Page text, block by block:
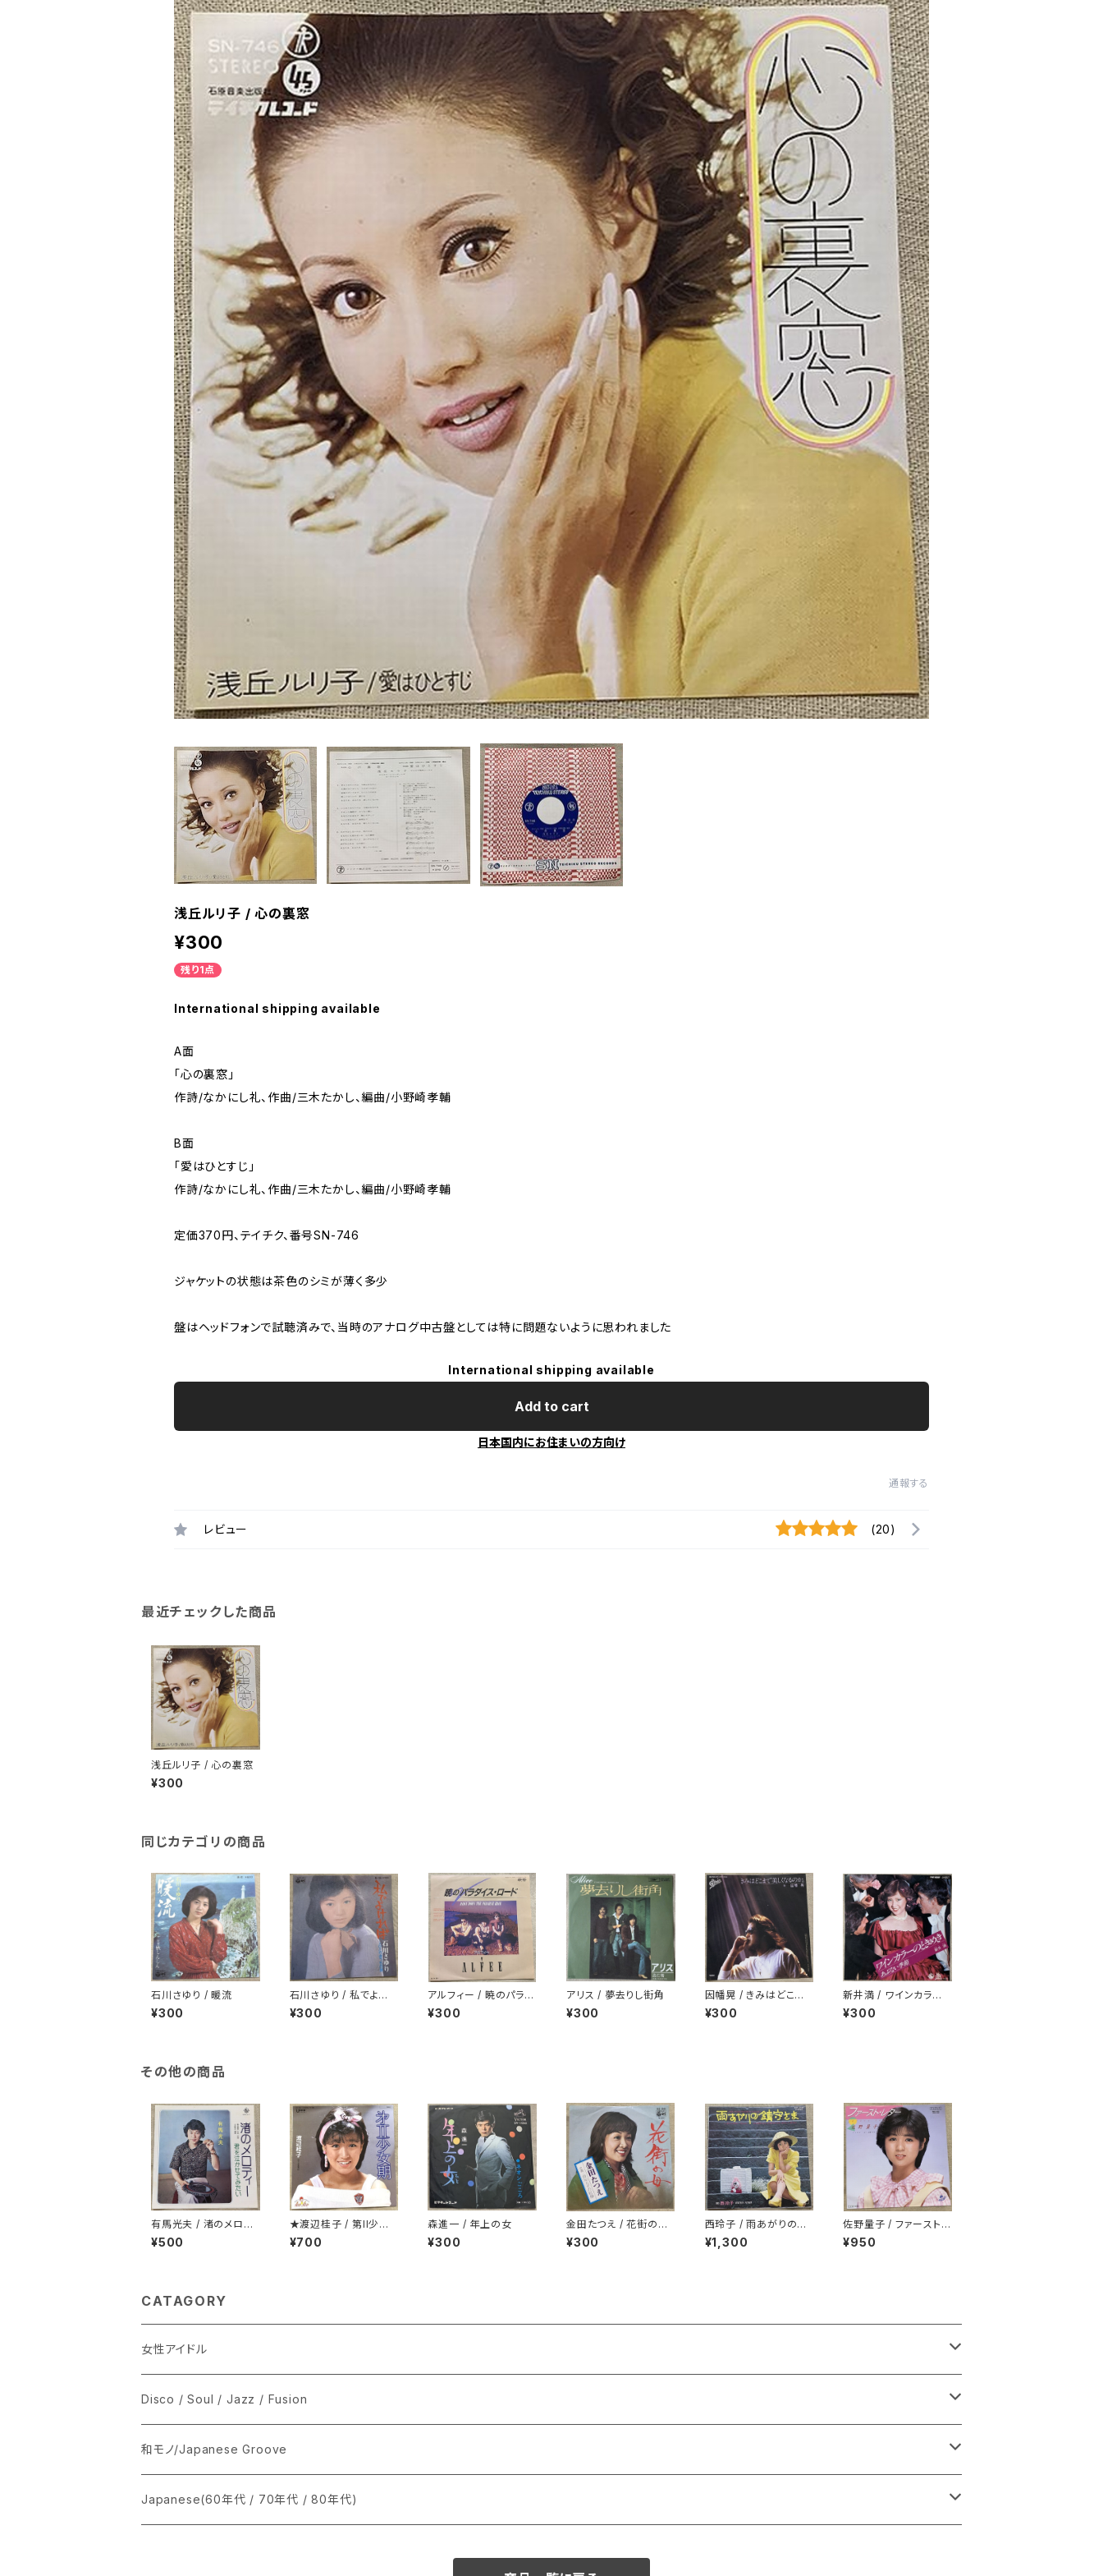
浅丘ルリ子 / 心の裏窓
¥300
残り1点
International shipping available
A面
「心の裏窓」
作詩/なかにし礼、作曲/三木たかし、編曲/小野崎孝輔
B面
「愛はひとすじ」
作詩/なかにし礼、作曲/三木たかし、編曲/小野崎孝輔
定価370円、テイチク、番号SN-746
ジャケットの状態は茶色のシミが薄く多少
盤はヘッドフォンで試聴済みで、当時のアナログ中古盤としては特に問題ないように思われました
International shipping available
Add to cart
日本国内にお住まいの方向け
通報する
レビュー (20)
最近チェックした商品
浅丘ルリ子 / 心の裏窓
¥300
同じカテゴリの商品
石川さゆり / 暖流
¥300
石川さゆり / 私でよけ
れば
¥300
アルフィー / 暁のパラダ
イス・ロード
¥300
アリス / 夢去りし街角
¥300
因幡晃 / きみはどこま
で美しくなるのか
¥300
新井満 / ワインカラー
のときめき
¥300
その他の商品
有馬光夫 / 渚のメロデ
ィー
¥500
★渡辺桂子 / 第II少女
期
¥700
森進一 / 年上の女
¥300
金田たつえ / 花街の母
洋服ジャケ
¥300
西玲子 / 雨あがりの鎮
守さま プロモ
¥1,300
佐野量子 / ファースト・
レター
¥950
CATAGORY
女性アイドル
シングル盤
あ行
か行
LP
CD
Disco / Soul / Jazz / Fusion
シングル盤
A
12インチ・シングル
和モノ/Japanese Groove
シングル盤
Japanese(60年代 / 70年代 / 80年代)